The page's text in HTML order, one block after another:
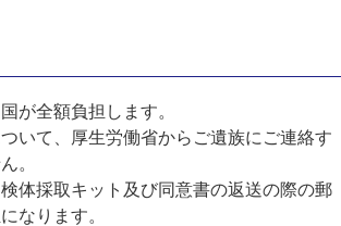
が全額負担します。
いて、厚生労働省からご遺族にご連絡す
。
体採取キット及び同意書の返送の際の郵
なります。